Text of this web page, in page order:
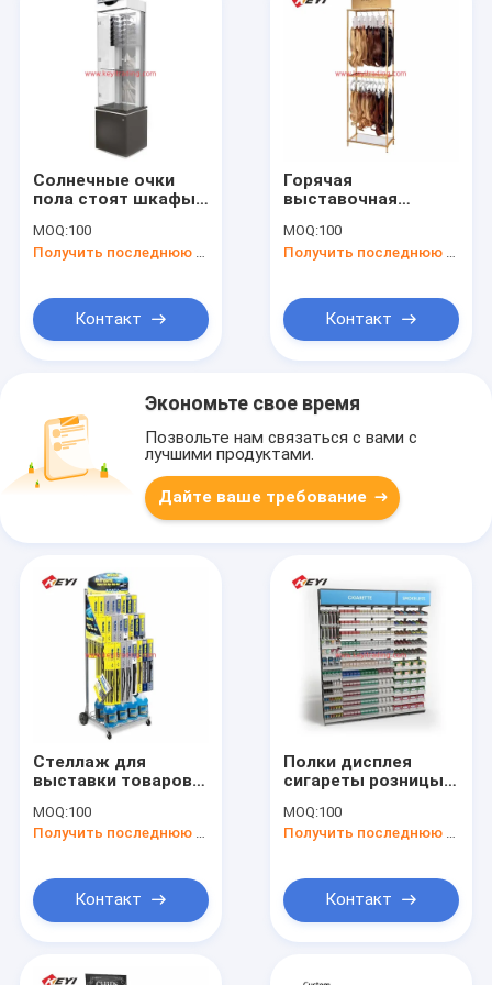
Солнечные очки
пола стоят шкафы
витрины оптически
MOQ:100
Контакт
Горячая
выставочная
расширения волос
смертной казни
салона для
магазина
MOQ:100
Контакт
Экономьте свое время
Позвольте нам связаться с вами с
лучшими продуктами.
Дайте ваше требование
Стеллаж для
выставки товаров
смертной казни
через повешение
автомобиля
металла пола
стоящий для
MOQ:100
Получить последнюю цену
Контакт
Полки дисплея
сигареты розницы
супермаркета
разнослоистые
MOQ:100
Получить последнюю цену
Контакт